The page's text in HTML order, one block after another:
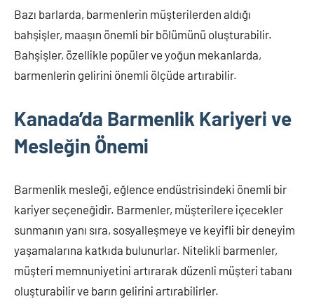
Bazı barlarda, barmenlerin müşterilerden aldığı
bahşişler, maaşın önemli bir bölümünü oluşturabilir.
Bahşişler, özellikle popüler ve yoğun mekanlarda,
barmenlerin gelirini önemli ölçüde artırabilir.
Kanada’da Barmenlik Kariyeri ve
Mesleğin Önemi
Barmenlik mesleği, eğlence endüstrisindeki önemli bir
kariyer seçeneğidir. Barmenler, müşterilere içecekler
sunmanın yanı sıra, sosyalleşmeye ve keyifli bir deneyim
yaşamalarına katkıda bulunurlar. Nitelikli barmenler,
müşteri memnuniyetini artırarak düzenli müşteri tabanı
oluşturabilir ve barın gelirini artırabilirler.